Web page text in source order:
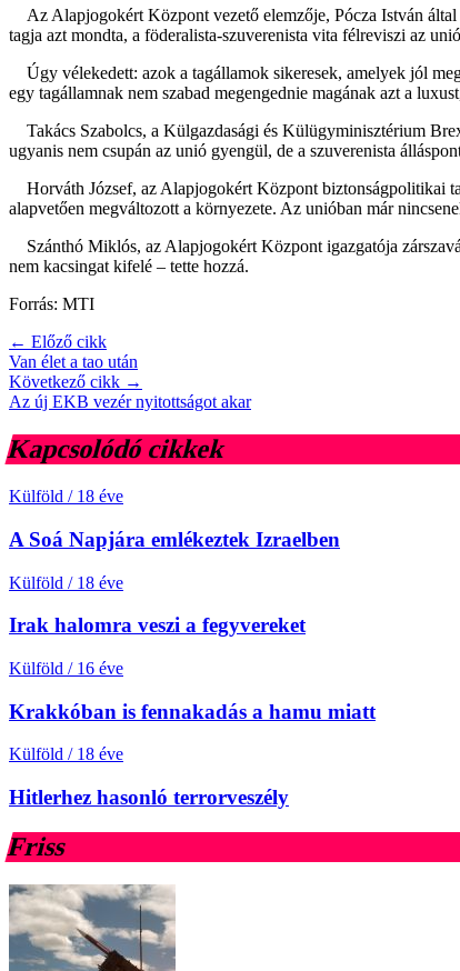
Az Alapjogokért Központ vezető elemzője, Pócza István által
tagja azt mondta, a föderalista-szuverenista vita félreviszi az
Úgy vélekedett: azok a tagállamok sikeresek, amelyek jól
egy tagállamnak nem szabad megengednie magának azt a
Takács Szabolcs, a Külgazdasági és Külügyminisztérium
ugyanis nem csupán az unió gyengül, de a szuverenista
Horváth József, az Alapjogokért Központ biztonságpolitikai
alapvetően megváltozott a környezete. Az unióban már
Szánthó Miklós, az Alapjogokért Központ igazgatója
nem kacsingat kifelé – tette hozzá.
Forrás: MTI
← Előző cikk
Van élet a tao után
Következő cikk →
Az új EKB vezér nyitottságot akar
Kapcsolódó cikkek
Külföld / 18 éve
A Soá Napjára emlékeztek Izraelben
Külföld / 18 éve
Irak halomra veszi a fegyvereket
Külföld / 16 éve
Krakkóban is fennakadás a hamu miatt
Külföld / 18 éve
Hitlerhez hasonló terrorveszély
Friss